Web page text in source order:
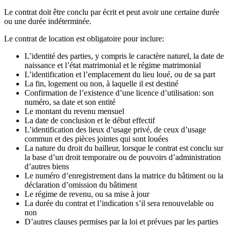
Le contrat doit être conclu par écrit et peut avoir une certaine durée
ou une durée indéterminée.
Le contrat de location est obligatoire pour inclure:
L’identité des parties, y compris le caractère naturel, la date de
naissance et l’état matrimonial et le régime matrimonial
L’identification et l’emplacement du lieu loué, ou de sa part
La fin, logement ou non, à laquelle il est destiné
Confirmation de l’existence d’une licence d’utilisation: son
numéro, sa date et son entité
Le montant du revenu mensuel
La date de conclusion et le début effectif
L’identification des lieux d’usage privé, de ceux d’usage
commun et des pièces jointes qui sont louées
La nature du droit du bailleur, lorsque le contrat est conclu sur
la base d’un droit temporaire ou de pouvoirs d’administration
d’autres biens
Le numéro d’enregistrement dans la matrice du bâtiment ou la
déclaration d’omission du bâtiment
Le régime de revenu, ou sa mise à jour
La durée du contrat et l’indication s’il sera renouvelable ou
non
D’autres clauses permises par la loi et prévues par les parties